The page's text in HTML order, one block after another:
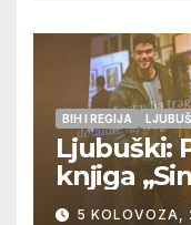
natjecanje
BIH I REGIJA
Ljubuški:
knjiga
dr. sc.
5 KOLOVOZA,